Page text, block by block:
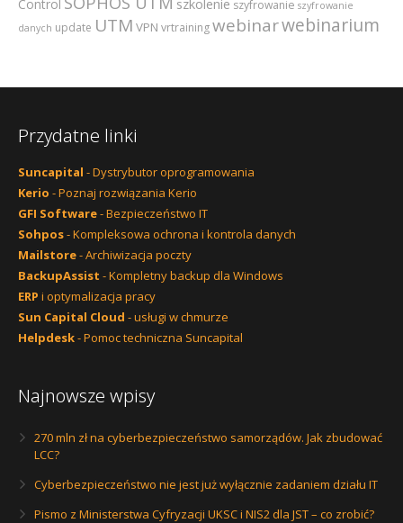
Control
szyfrowanie szyfrowanie
danych update UTM VPN vrtrainingwebinarwebinarium
Przydatne linki
Suncapital - Dystrybutor oprogramowania
Kerio - Poznaj rozwiązania Kerio
GFI Software- Bezpieczeństwo IT
Sohpos- Kompleksowa ochrona i kontrola danych
Mailstore- Archiwizacja poczty
BackupAssist - Kompletny backup dla Windows
ERP i optymalizacja pracy
Sun Capital Cloud - usługi w chmurze
Helpdesk- Pomoc techniczna Suncapital
Najnowsze wpisy
270 mln zł na cyberbezpieczeństwo samorządów. Jak zbudować
LCC?
Cyberbezpieczeństwo nie jest już wyłącznie zadaniem działu IT
Pismo z Ministerstwa Cyfryzacji UKSC i NIS2 dla JST – co zrobić?